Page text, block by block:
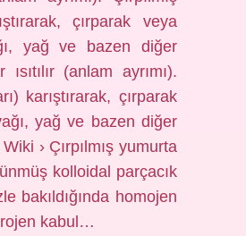
çırparak veya
yağ ve bazen diğer
(anlam ayrımı).
karıştırarak, çırparak
yağ ve bazen diğer
› Çırpılmış yumurta
kolloidal parçacık
bakıldığında homojen
kabul…